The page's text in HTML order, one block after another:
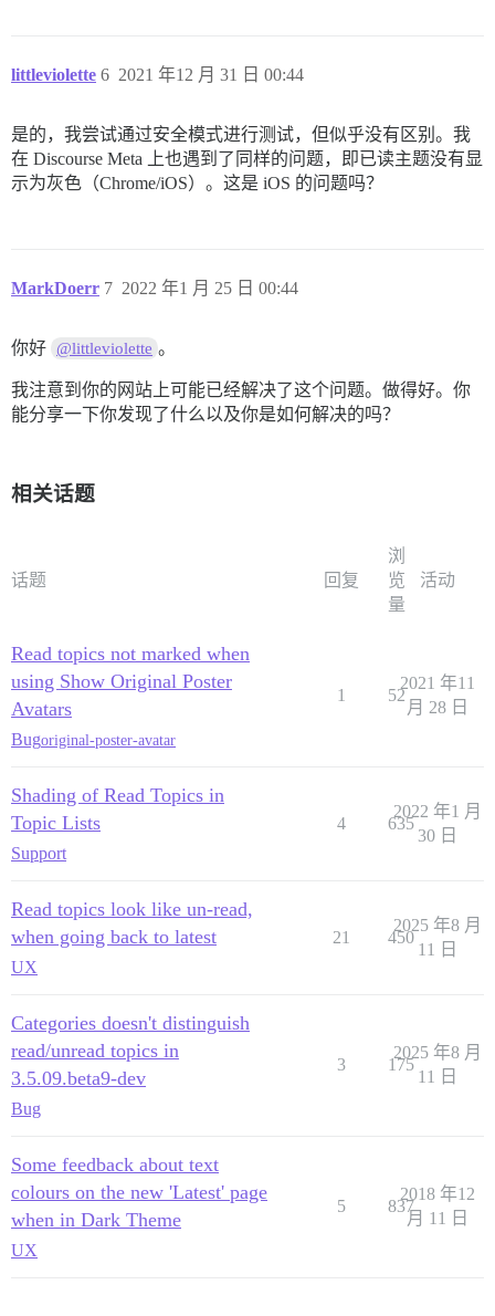
littleviolette 2021 年12 月 31 日 00:44
6
是的，我尝试通过安全模式进行测试，但似乎没有区别。我
在 Discourse Meta 上也遇到了同样的问题，即已读主题没有显
示为灰色（Chrome/iOS）。这是 iOS 的问题吗？
MarkDoerr 2022 年1 月 25 日 00:44
7
你好 @littleviolette 。
我注意到你的网站上可能已经解决了这个问题。做得好。你
能分享一下你发现了什么以及你是如何解决的吗？
相关话题
话题 回复
浏
览
量
活动
Read topics not marked when
using Show Original Poster
Avatars
Bugoriginal-poster-avatar
1 52
2021 年11
月 28 日
Shading of Read Topics in
Topic Lists
Support
4 635
2022 年1 月
30 日
Read topics look like un-read,
when going back to latest
UX
21 450
2025 年8 月
11 日
Categories doesn't distinguish
read/unread topics in
3.5.09.beta9-dev
Bug
3 175
2025 年8 月
11 日
Some feedback about text
colours on the new 'Latest' page
when in Dark Theme
UX
5 837
2018 年12
月 11 日